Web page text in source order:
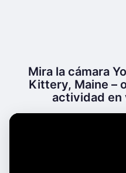
Mira la cámara
Kittery, Maine –
actividad en